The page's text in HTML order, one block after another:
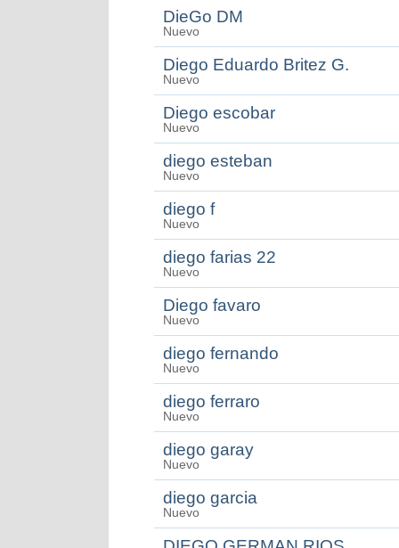
DieGo DM
Nuevo
Diego Eduardo Britez G.
Nuevo
Diego escobar
Nuevo
diego esteban
Nuevo
diego f
Nuevo
diego farias 22
Nuevo
Diego favaro
Nuevo
diego fernando
Nuevo
diego ferraro
Nuevo
diego garay
Nuevo
diego garcia
Nuevo